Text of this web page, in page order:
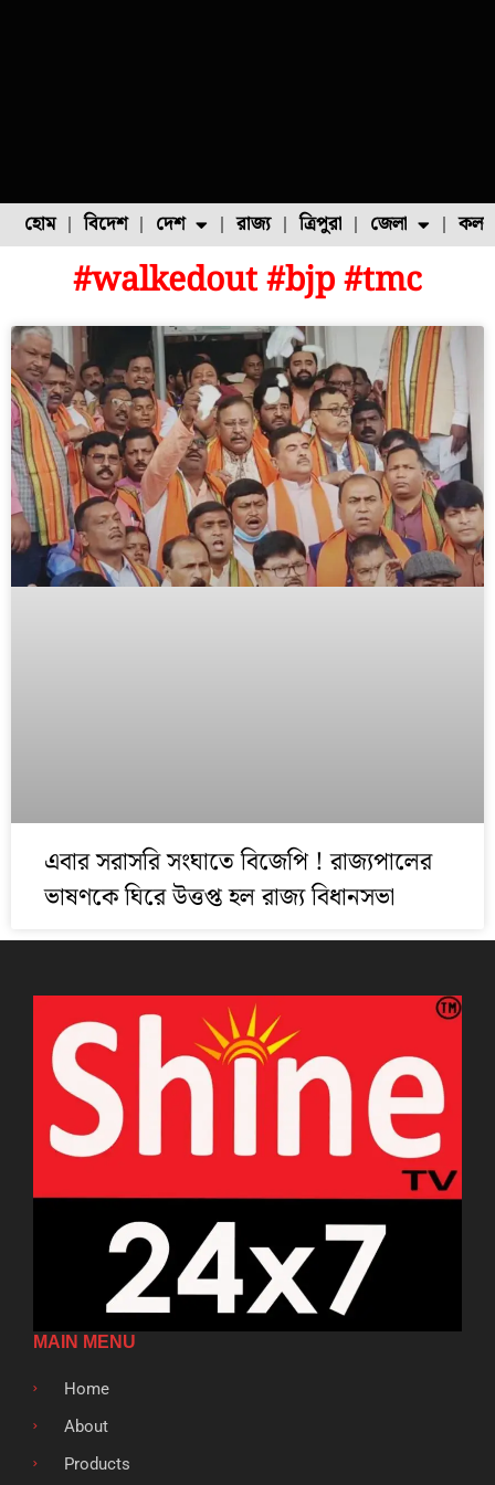
হোম বিদেশ দেশ
ফুল চাষ ফল চাষ মাছ চাষ
রাজ্য ত্রিপুরা জেলা
উত্তর ২৪ পরগনা
#walkedout #bjp #tmc
এবার সরাসরি সংঘাতে বিজেপি ! রাজ্যপালের
ভাষণকে ঘিরে উত্তপ্ত হল রাজ্য বিধানসভা
MAIN MENU
Home
About
Products